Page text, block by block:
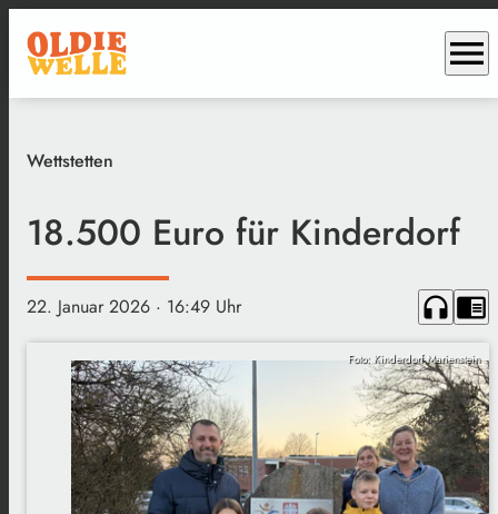
menu
Wettstetten
18.500 Euro für Kinderdorf
22. Januar 2026 · 16:49 Uhr headphones chrome_reader_mode
Foto: Kinderdorf Marienstein